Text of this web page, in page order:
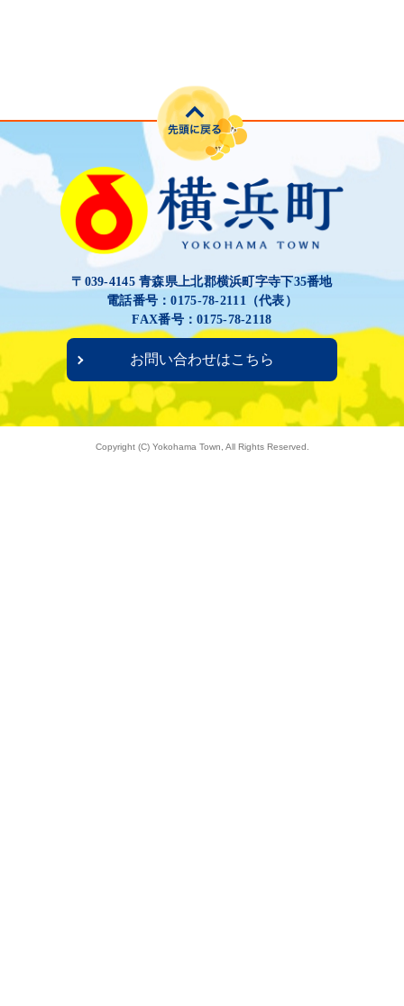
〒039-4145 青森県上北郡横浜町字寺下35番地
電話番号：0175-78-2111（代表）
FAX番号：0175-78-2118
お問い合わせはこちら
Copyright (C) Yokohama Town, All Rights Reserved.